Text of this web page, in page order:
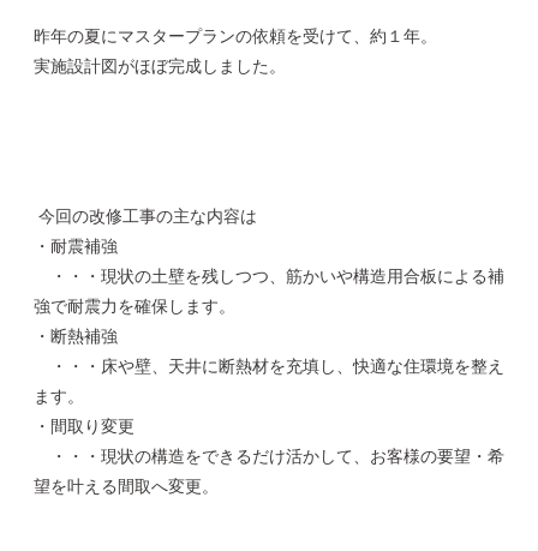
昨年の夏にマスタープランの依頼を受けて、約１年。
実施設計図がほぼ完成しました。
今回の改修工事の主な内容は
・耐震補強
・・・現状の土壁を残しつつ、筋かいや構造用合板による補
強で耐震力を確保します。
・断熱補強
・・・床や壁、天井に断熱材を充填し、快適な住環境を整え
ます。
・間取り変更
・・・現状の構造をできるだけ活かして、お客様の要望・希
望を叶える間取へ変更。